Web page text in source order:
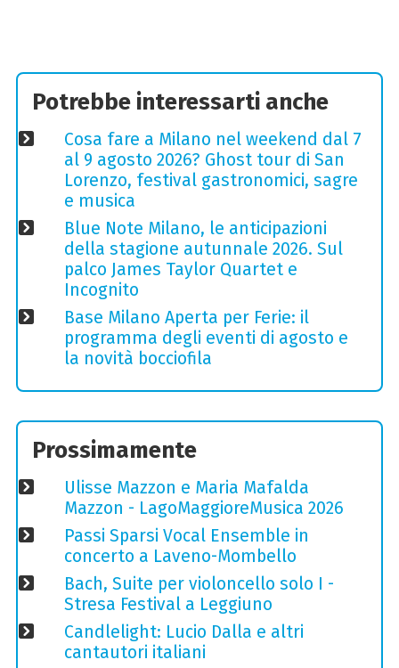
Potrebbe interessarti anche
Cosa fare a Milano nel weekend dal 7
al 9 agosto 2026? Ghost tour di San
Lorenzo, festival gastronomici, sagre
e musica
Blue Note Milano, le anticipazioni
della stagione autunnale 2026. Sul
palco James Taylor Quartet e
Incognito
Base Milano Aperta per Ferie: il
programma degli eventi di agosto e
la novità bocciofila
Prossimamente
Ulisse Mazzon e Maria Mafalda
Mazzon - LagoMaggioreMusica 2026
Passi Sparsi Vocal Ensemble in
concerto a Laveno-Mombello
Bach, Suite per violoncello solo I -
Stresa Festival a Leggiuno
Candlelight: Lucio Dalla e altri
cantautori italiani